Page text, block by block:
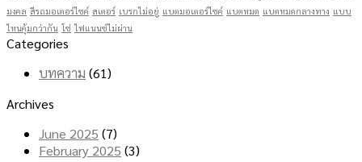
มงคล สีรถมอเตอร์ไซค์ สเตอร์ เบรกไม่อยู่ แบตมอเตอร์ไซค์ แบตหมด แบตหมดกลางทาง แบบ
ไหนคุ้มกว่ากัน โซ่ ไฟแนนซ์ไม่ผ่าน
Categories
บทความ (61)
Archives
June 2025 (7)
February 2025 (3)